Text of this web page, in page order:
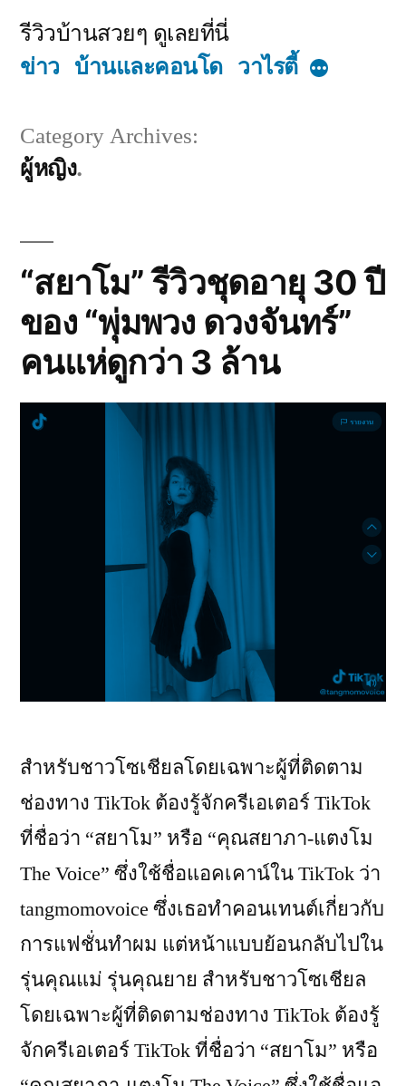
Skip
รีวิวบ้านสวยๆ ดูเลยที่นี่
ข่าว บ้านและคอนโด วาไรตี้ More
Category Archives:
ผู้หญิง
“สยาโม” รีวิวชุดอายุ 30 ปี
ของ “พุ่มพวง ดวงจันทร์”
คนแห่ดูกว่า 3 ล้าน
สำหรับชาวโซเชียลโดยเฉพาะผู้ที่ติดตาม
ช่องทาง TikTok ต้องรู้จักครีเอเตอร์ TikTok
ที่ชื่อว่า “สยาโม” หรือ “คุณสยาภา-แตงโม
The Voice” ซึ่งใช้ชื่อแอคเคาน์ใน TikTok ว่า
tangmomovoice ซึ่งเธอทำคอนเทนต์เกี่ยวกับ
การแฟชั่นทำผม แต่หน้าแบบย้อนกลับไปใน
รุ่นคุณแม่ รุ่นคุณยาย สำหรับชาวโซเชียล
โดยเฉพาะผู้ที่ติดตามช่องทาง TikTok ต้องรู้
จักครีเอเตอร์ TikTok ที่ชื่อว่า “สยาโม” หรือ